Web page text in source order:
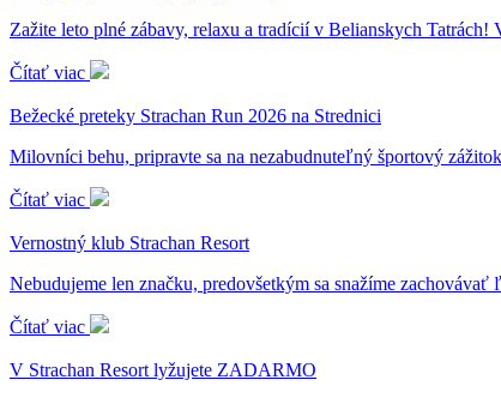
Zažite leto plné zábavy, relaxu a tradícií v Belianskych
Čítať viac
Bežecké preteky Strachan Run 2026 na Strednici
Milovníci behu, pripravte sa na nezabudnuteľný športový
Čítať viac
Vernostný klub Strachan Resort
Nebudujeme len značku, predovšetkým sa snažíme
Čítať viac
V Strachan Resort lyžujete ZADARMO